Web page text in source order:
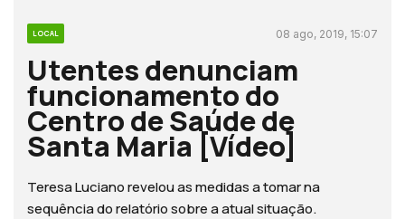
LOCAL 08 ago, 2019, 15:07
Utentes denunciam
funcionamento do
Centro de Saúde de
Santa Maria [Vídeo]
Teresa Luciano revelou as medidas a tomar na
sequência do relatório sobre a atual situação.